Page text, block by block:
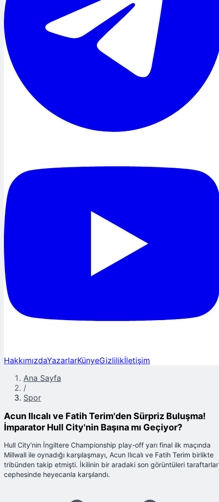
HakkımızdaYazarlarKünyeGizlilikİletişim
Ana Sayfa
/
Spor
Acun Ilıcalı ve Fatih Terim'den Sürpriz Buluşma!
İmparator Hull City'nin Başına mı Geçiyor?
Hull City'nin İngiltere Championship play-off yarı final ilk maçında
Millwall ile oynadığı karşılaşmayı, Acun Ilıcalı ve Fatih Terim birlikte
tribünden takip etmişti. İkilinin bir aradaki son görüntüleri taraftarlar
cephesinde heyecanla karşılandı.